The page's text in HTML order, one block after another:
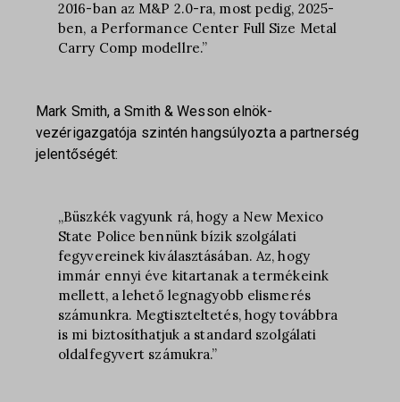
2016-ban az M&P 2.0-ra, most pedig, 2025-
ben, a Performance Center Full Size Metal
Carry Comp modellre.”
Mark Smith, a Smith & Wesson elnök-
vezérigazgatója szintén hangsúlyozta a partnerség
jelentőségét:
„Büszkék vagyunk rá, hogy a New Mexico
State Police bennünk bízik szolgálati
fegyvereinek kiválasztásában. Az, hogy
immár ennyi éve kitartanak a termékeink
mellett, a lehető legnagyobb elismerés
számunkra. Megtiszteltetés, hogy továbbra
is mi biztosíthatjuk a standard szolgálati
oldalfegyvert számukra.”